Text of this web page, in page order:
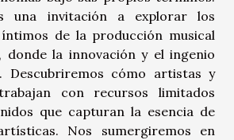
una invitación a explorar los
de la producción musical
donde la innovación y el ingenio
Descubriremos cómo artistas y
con recursos limitados
que capturan la esencia de
Nos sumergiremos en